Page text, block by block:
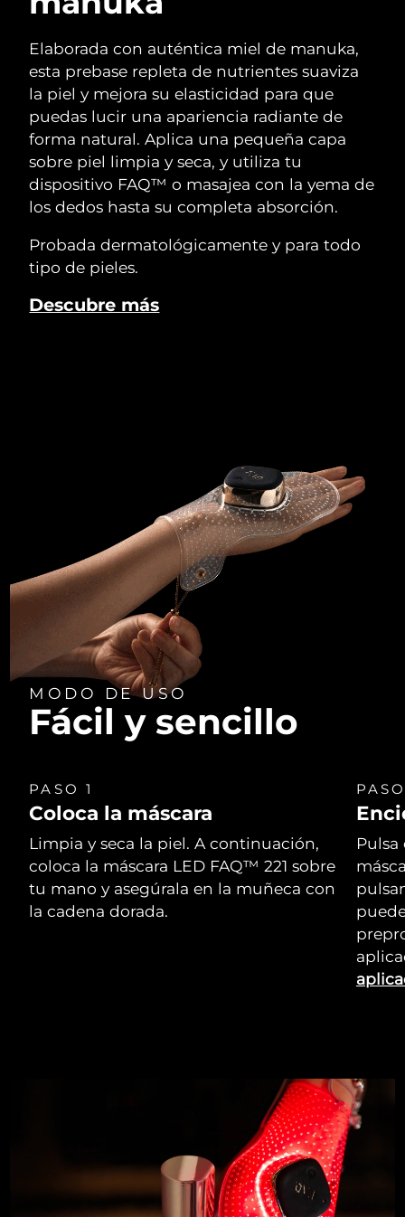
Elaborada con auténtica miel de manuka,
esta prebase repleta de nutrientes suaviza
la piel y mejora su elasticidad para que
puedas lucir una apariencia radiante de
forma natural. Aplica una pequeña capa
sobre piel limpia y seca, y utiliza tu
dispositivo FAQ™ o masajea con la yema de
los dedos hasta su completa absorción.
Probada dermatológicamente y para todo
tipo de pieles.
Descubre más
MODO DE USO
Fácil y sencillo
PASO 1
Coloca la máscara
Limpia y seca la piel. A continuación,
coloca la máscara LED FAQ™ 221 sobre
tu mano y asegúrala en la muñeca con
la cadena dorada.